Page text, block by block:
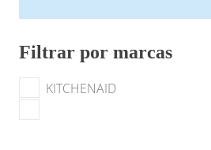
Filtrar por marcas
KITCHENAID